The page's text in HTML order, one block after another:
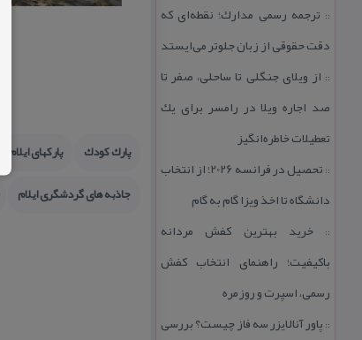
:: ترجمه رسمی مدارك؛ نقطه‌ای كه
دقت حقوقی از زبان جلوتر می‌ایستد
:: از ویلای جنگلی تا ساحلی، صفر تا
صد اجاره ویلا در رامسر برای یك
تعطیلات خاطره‌انگیز
::
تحصیل در فرانسه 2026؛ از انتخاب
دانشگاه تا اخذ ویزا گام به گام
::خرید بهترین كفش مردانه
باكیفیت؛ راهنمای انتخاب كفش
رسمی، اسپرت و روزمره
:: پاور آنالایزر سه فاز چیست؟ بررسی
پارك كودك پاركهای ایلام
جاذبه های گردشگری ایلام